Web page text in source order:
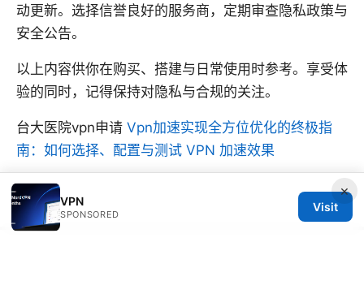
动更新。选择信誉良好的服务商，定期审查隐私政策与
安全公告。
以上内容供你在购买、搭建与日常使用时参考。享受体
验的同时，记得保持对隐私与合规的关注。
台大医院vpn申请 Vpn加速实现全方位优化的终极指
南：如何选择、配置与测试 VPN 加速效果
×
VPN
SPONSORED
Visit